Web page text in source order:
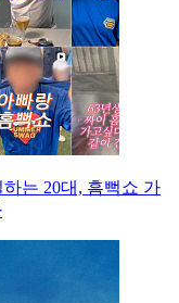
는 20대, 흠뻑쇼 가